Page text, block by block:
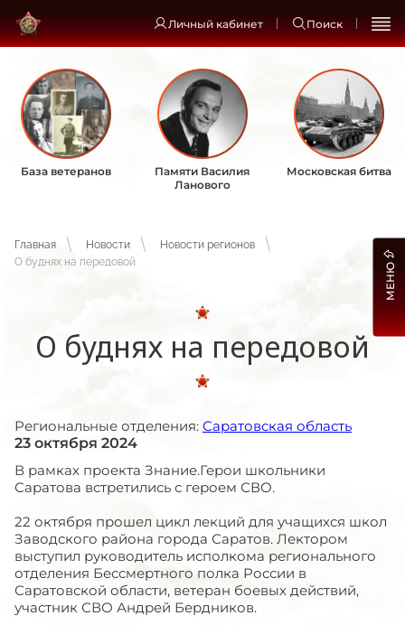
Личный кабинет Поиск
База ветеранов
Памяти Василия
Ланового
Московская битва
Главная Новости
Новости регионов
О буднях на передовой
О буднях на передовой
Региональные отделения: Саратовская область
23 октября 2024
В рамках проекта Знание.Герои школьники
Саратова встретились с героем СВО.
22 октября прошел цикл лекций для учащихся школ
Заводского района города Саратов. Лектором
выступил руководитель исполкома регионального
отделения Бессмертного полка России в
Саратовской области, ветеран боевых действий,
участник СВО Андрей Бердников.
МЕНЮ